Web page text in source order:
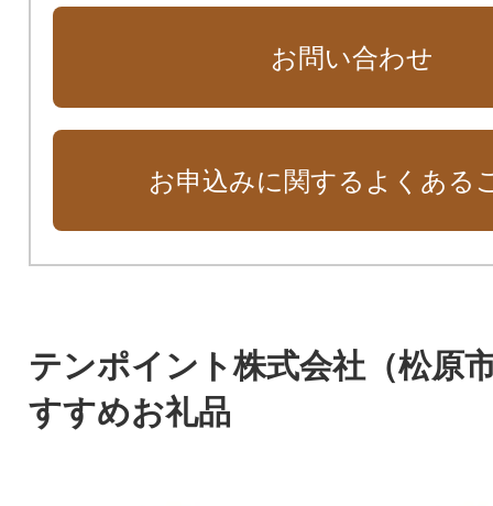
お問い合わせ
お申込みに関するよくある
テンポイント株式会社（松原
すすめお礼品